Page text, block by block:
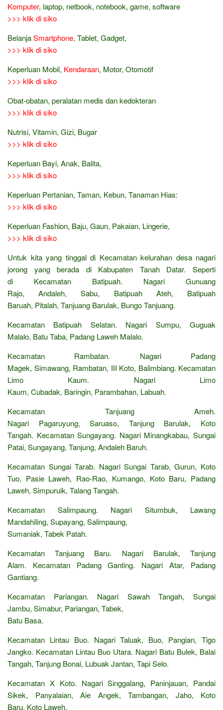
Komputer, laptop, netbook, notebook, game, software
>>> klik di siko
BelanjaSmartphone, Tablet, Gadget,
>>> klik di siko
Keperluan Mobil, Kendaraan, Motor, Otomotif
>>> klik di siko
Obat-obatan, peralatan medis dan kedokteran
>>> klik di siko
Nutrisi, Vitamin, Gizi, Bugar
>>> klik di siko
Keperluan Bayi, Anak, Balita,
>>> klik di siko
Keperluan Pertanian, Taman, Kebun, Tanaman Hias:
>>> klik di siko
Keperluan Fashion, Baju, Gaun, Pakaian, Lingerie,
>>> klik di siko
Untuk kita yang tinggal di Kecamatan kelurahan desa nagari
jorong yang berada di Kabupaten Tanah Datar. Seperti
di Kecamatan Batipuah. Nagari Gunuang
Rajo, Andaleh, Sabu, Batipuah Ateh, Batipuah
Baruah, Pitalah, Tanjuang Barulak, Bungo Tanjuang.
Kecamatan Batipuah Selatan. Nagari Sumpu, Guguak
Malalo, Batu Taba, Padang Laweh Malalo.
Kecamatan Rambatan. Nagari Padang
Magek, Simawang, Rambatan, III Koto, Balimbiang. Kecamatan
Limo Kaum. Nagari Limo
Kaum, Cubadak, Baringin, Parambahan, Labuah.
Kecamatan Tanjuang Ameh.
Nagari Pagaruyung, Saruaso, Tanjung Barulak, Koto
Tangah. Kecamatan Sungayang. Nagari Minangkabau, Sungai
Patai, Sungayang, Tanjung, Andaleh Baruh.
Kecamatan Sungai Tarab. Nagari Sungai Tarab, Gurun, Koto
Tuo, Pasie Laweh, Rao-Rao, Kumango, Koto Baru, Padang
Laweh, Simpuruik, Talang Tangah.
Kecamatan Salimpaung. Nagari Situmbuk, Lawang
Mandahiling, Supayang, Salimpaung,
Sumaniak, Tabek Patah.
Kecamatan Tanjuang Baru. Nagari Barulak, Tanjung
Alam. Kecamatan Padang Ganting. Nagari Atar, Padang
Gantiang.
Kecamatan Pariangan. Nagari Sawah Tangah, Sungai
Jambu, Simabur, Pariangan, Tabek,
Batu Basa.
Kecamatan Lintau Buo. Nagari Taluak, Buo, Pangian, Tigo
Jangko. Kecamatan Lintau Buo Utara. Nagari Batu Bulek, Balai
Tangah, Tanjung Bonai, Lubuak Jantan, Tapi Selo.
Kecamatan X Koto. Nagari Singgalang, Paninjauan, Pandai
Sikek, Panyalaian, Aie Angek, Tambangan, Jaho, Koto
Baru, Koto Laweh.